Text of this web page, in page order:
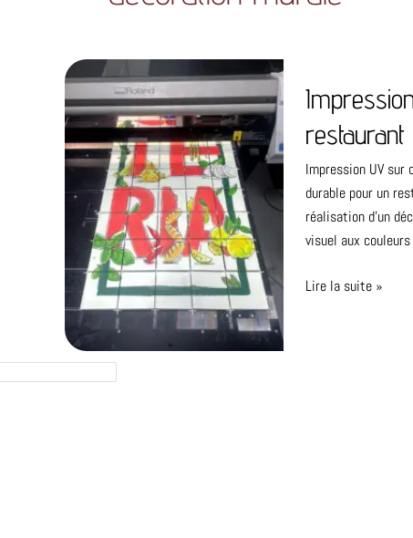
restaurant
Impression UV sur
durable pour un
réalisation d’un
visuel aux
UV
carrelage
pour
la
décoration
d’un
italien
Lire la suite »